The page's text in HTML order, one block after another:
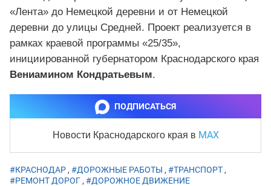
«Лента» до Немецкой деревни и от Немецкой
деревни до улицы Средней. Проект реализуется в
рамках краевой программы «25/35»,
инициированной губернатором Краснодарского края
Вениамином Кондратьевым.
ПОДПИСАТЬСЯ
Новости Краснодарского края в MAX
#КРАСНОДАР , #ДОРОЖНЫЕ РАБОТЫ , #ТРАНСПОРТ ,
#РЕМОНТ ДОРОГ , #ДОРОЖНОЕ ДВИЖЕНИЕ